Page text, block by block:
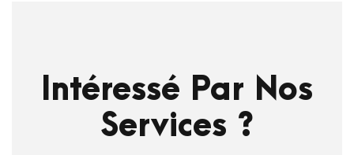
Intéressé Par Nos
Services ?